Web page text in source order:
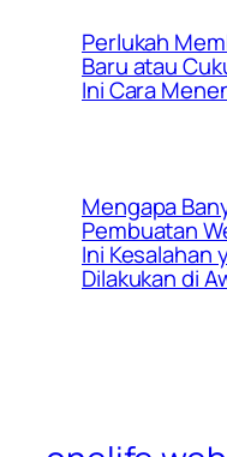
Perlukah
Baru atau
Ini Cara
Mengapa
Pembuatan
Ini Kesalahan
Dilakukan di